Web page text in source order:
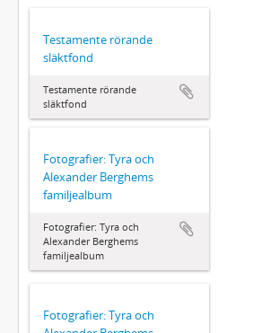
Testamente rörande
släktfond
Testamente rörande
släktfond
Fotografier: Tyra och
Alexander Berghems
familjealbum
Fotografier: Tyra och
Alexander Berghems
familjealbum
Fotografier: Tyra och